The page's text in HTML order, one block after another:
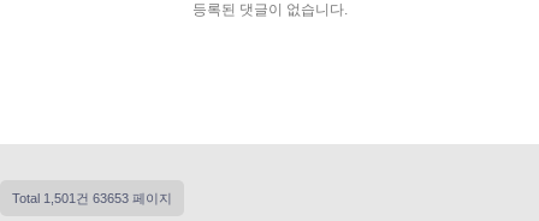
등록된 댓글이 없습니다.
Total 1,501건 63653 페이지